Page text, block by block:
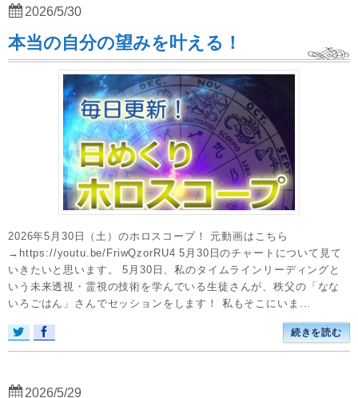
本当の自分の望みを叶える！
2026年5月30日（土）のホロスコープ！ 元動画はこちら
→https://youtu.be/FriwQzorRU4 5月30日のチャートについて見て
いきたいと思います。 5月30日、私のタイムラインリーディングと
いう未来透視・霊視の技術を学んでいる生徒さんが、秩父の「なな
いろごはん」さんでセッションをします！ 私もそこにいま...
続きを読む
2026/5/30
2026/5/29